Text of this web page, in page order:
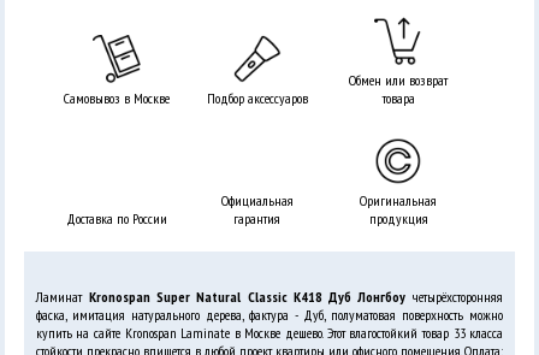
Самовывоз в Москве Подбор аксессуаров
Обмен или возврат
товара
Доставка по России
Официальная
гарантия
Оригинальная
продукция
ЛаминатKronospan Super Natural Classic K418 Дуб Лонгбоу четырёхсторонняя
фаска, имитация натурального дерева, фактура - Дуб, полуматовая поверхность можно
купить на сайте Kronospan Laminate в Москве дешево. Этот влагостойкий товар 33 класса
стойкости прекрасно впишется в любой проект квартиры или офисного помещения. Оплата: